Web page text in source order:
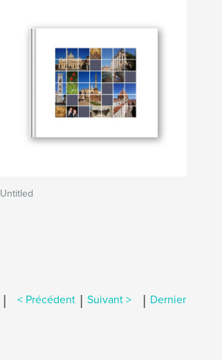
Untitled
| < Précédent | Suivant > | Dernier